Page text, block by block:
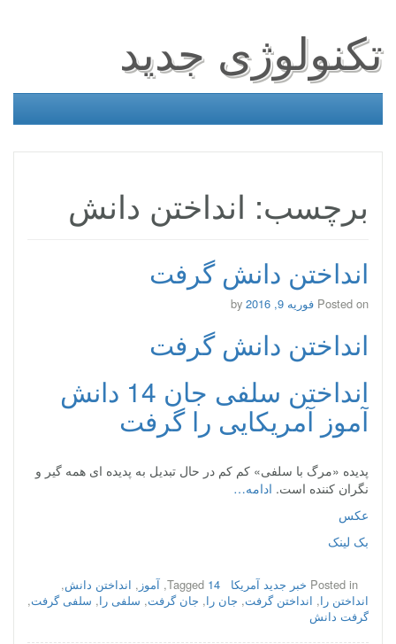
تکنولوژی جدید
برچسب: انداختن دانش
انداختن دانش گرفت
Posted on فوریه 9, 2016
انداختن دانش گرفت
انداختن سلفی جان 14 دانش
آموز آمریکایی را گرفت
پدیده «مرگ با سلفی» کم کم در حال تبدیل به پدیده ای همه گیر و
نگران کننده است. ادامه…
عکس
بک لینک
Posted in خبر جدید آمریکا Tagged 14
, آموز , انداختن دانش,
انداختن را, انداختن گرفت, جان را, جان گرفت, سلفی را, سلفی گرفت,
گرفت دانش